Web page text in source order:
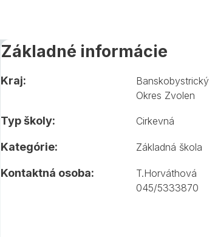
Základné informácie
Kraj:
Banskobystrický
Okres Zvolen
Typ školy: Cirkevná
Kategórie: Základná škola
Kontaktná osoba:
T.Horváthová
045/5333870